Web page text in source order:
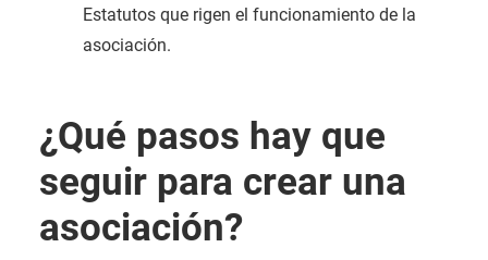
Estatutos que rigen el funcionamiento de la
asociación.
¿Qué pasos hay que
seguir para crear una
asociación?